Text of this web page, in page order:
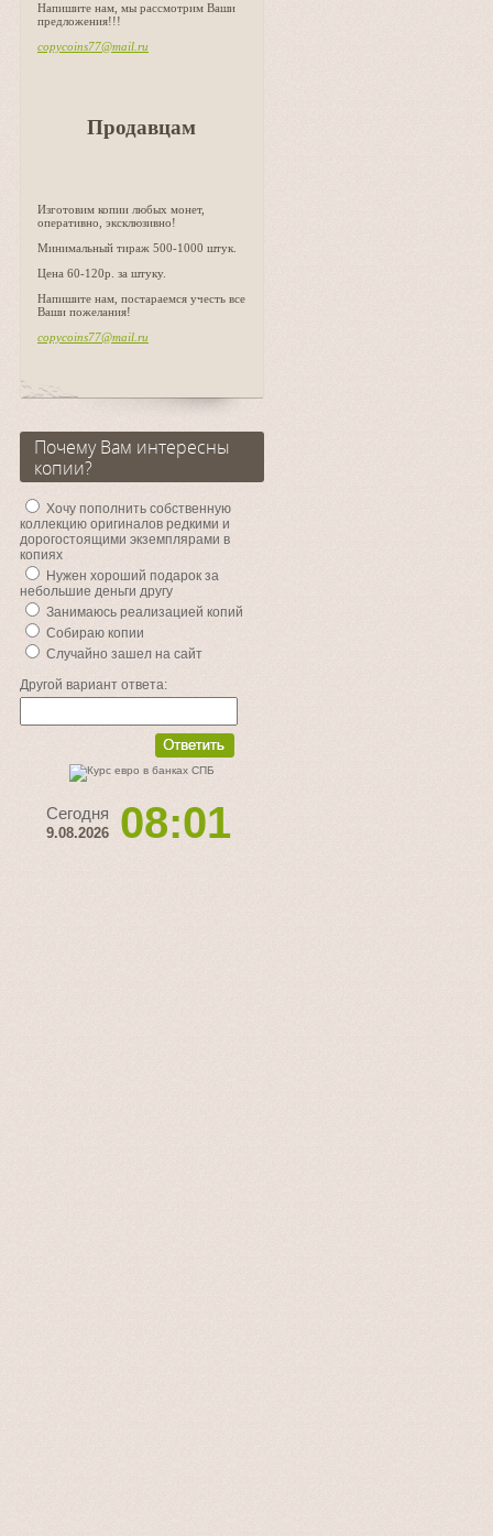
Напишите нам, мы рассмотрим Ваши
предложения!!!
copycoins77@mail.ru
Продавцам
Изготовим копии любых монет,
оперативно, эксклюзивно!
Минимальный тираж 500-1000 штук.
Цена 60-120р. за штуку.
Напишите нам, постараемся учесть все
Ваши пожелания!
copycoins77@mail.ru
Почему Вам интересны
копии?
Хочу пополнить собственную
коллекцию оригиналов редкими и
дорогостоящими экземплярами в
копиях
Нужен хороший подарок за
небольшие деньги другу
Занимаюсь реализацией копий
Собираю копии
Случайно зашел на сайт
Другой вариант ответа:
Сегодня
9.08.2026 08:01